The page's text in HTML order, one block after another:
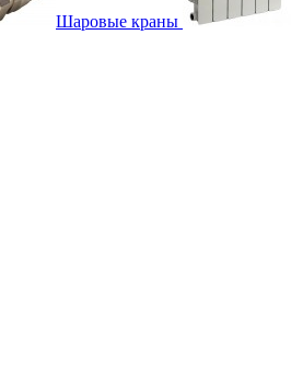
Шаровые краны